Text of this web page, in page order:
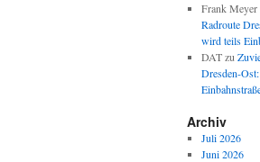
Frank Meyer
Radroute
wird teils
DATzu
Dresden-
Archiv
Juli 2026
Juni 2026